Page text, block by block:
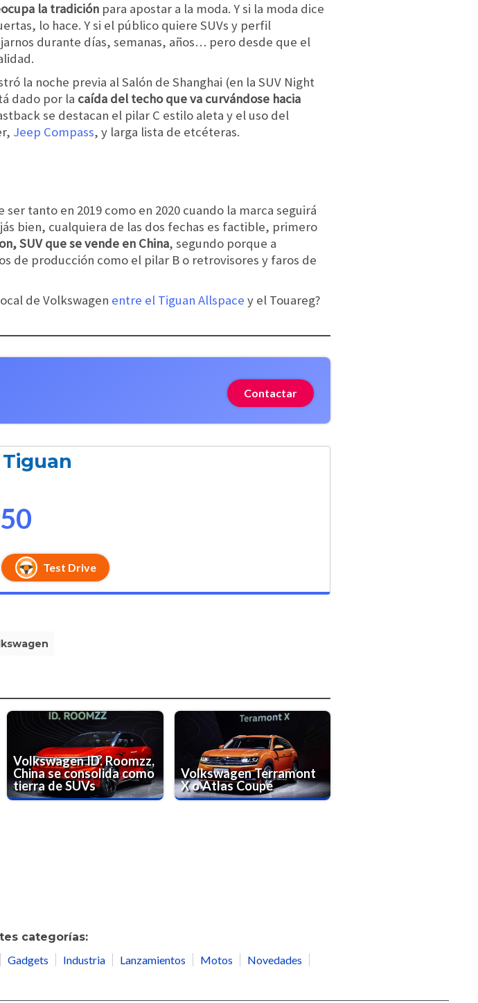
la tradición para apostar a la moda. Y si la moda dice
lo hace. Y si el público quiere SUVs y perfil
durante días, semanas, años… pero desde que el
la noche previa al Salón de Shanghai (en la SUV Night
dado por la caída del techo que va curvándose hacia
se destacan el pilar C estilo aleta y el uso del
Jeep Compass, y larga lista de etcéteras.
tanto en 2019 como en 2020 cuando la marca seguirá
bien, cualquiera de las dos fechas es factible, primero
SUV que se vende en China, segundo porque a
de producción como el pilar B o retrovisores y faros de
de Volkswagen entre el Tiguan Allspace y el Touareg?
Contactar
Test Drive
Volkswagen ID. Roomzz,
China se consolida como
tierra de SUVs
Volkswagen Terramont
X o Atlas Coupé
categorías:
Gadgets Industria Lanzamientos Motos
Novedades